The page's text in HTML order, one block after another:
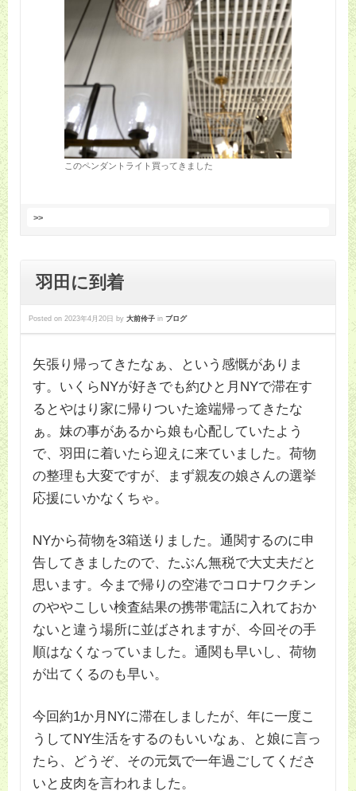
このペンダントライト買ってきました
>>
羽田に到着
Posted on 2023年4月20日 by 大前伶子 in ブログ
矢張り帰ってきたなぁ、という感慨がありま
す。いくらNYが好きでも約ひと月NYで滞在す
るとやはり家に帰りついた途端帰ってきたな
ぁ。妹の事があるから娘も心配していたよう
で、羽田に着いたら迎えに来ていました。荷物
の整理も大変ですが、まず親友の娘さんの選挙
応援にいかなくちゃ。
NYから荷物を3箱送りました。通関するのに申
告してきましたので、たぶん無税で大丈夫だと
思います。今まで帰りの空港でコロナワクチン
のややこしい検査結果の携帯電話に入れておか
ないと違う場所に並ばされますが、今回その手
順はなくなっていました。通関も早いし、荷物
が出てくるのも早い。
今回約1か月NYに滞在しましたが、年に一度こ
うしてNY生活をするのもいいなぁ、と娘に言っ
たら、どうぞ、その元気で一年過ごしてくださ
いと皮肉を言われました。